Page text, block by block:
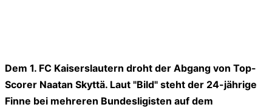
Dem 1. FC Kaiserslautern droht der Abgang von Top-
Scorer Naatan Skyttä. Laut "Bild" steht der 24-jährige
Finne bei mehreren Bundesligisten auf dem